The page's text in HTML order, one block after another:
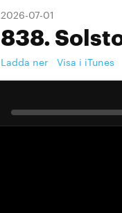
2026-07-01
838.
Ladda ner Visa i iTunes
9. "Ett